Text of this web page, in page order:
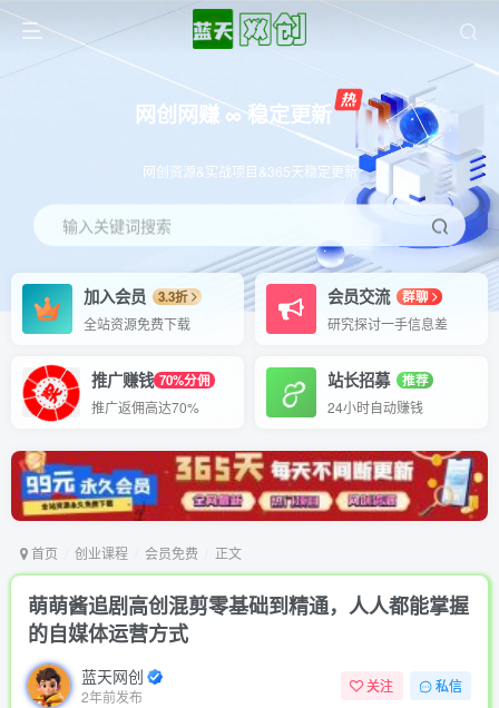
网创网赚 ∞ 稳定更新
网创资源&实战项目&365天稳定更新
输入关键词搜索
加入会员
3.3折
全站资源免费下载
会员交流
群聊
研究探讨一手信息差
推广赚钱 70%分佣
推广返佣高达70%
站长招募
推荐
24小时自动赚钱
首页 创业课程 会员免费 正文
萌萌酱追剧高创混剪零基础到精通，人人都能掌握
的自媒体运营方式
蓝天网创
2年前发布
关注 私信